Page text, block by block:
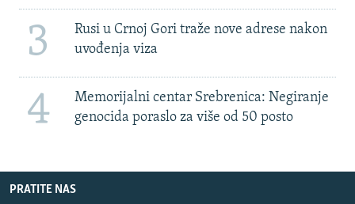
3
Rusi u Crnoj Gori traže nove adrese nakon
uvođenja viza
4
Memorijalni centar Srebrenica: Negiranje
genocida poraslo za više od 50 posto
PRATITE NAS